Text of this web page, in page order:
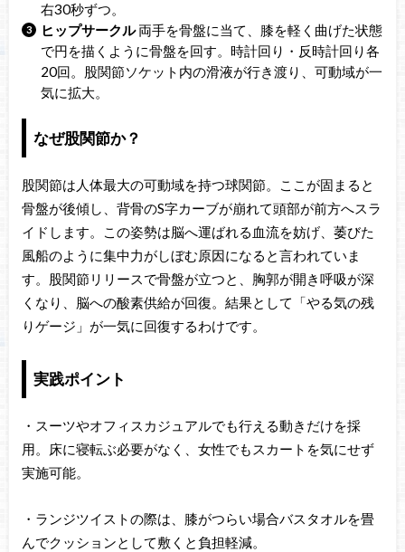
右30秒ずつ。
ヒップサークル両手を骨盤に当て、膝を軽く曲げた状態
で円を描くように骨盤を回す。時計回り・反時計回り各
20回。股関節ソケット内の滑液が行き渡り、可動域が一
気に拡大。
なぜ股関節か？
股関節は人体最大の可動域を持つ球関節。ここが固まると
骨盤が後傾し、背骨のS字カーブが崩れて頭部が前方へスラ
イドします。この姿勢は脳へ運ばれる血流を妨げ、萎びた
風船のように集中力がしぼむ原因になると言われていま
す。股関節リリースで骨盤が立つと、胸郭が開き呼吸が深
くなり、脳への酸素供給が回復。結果として「やる気の残
りゲージ」が一気に回復するわけです。
実践ポイント
・スーツやオフィスカジュアルでも行える動きだけを採
用。床に寝転ぶ必要がなく、女性でもスカートを気にせず
実施可能。
・ランジツイストの際は、膝がつらい場合バスタオルを畳
んでクッションとして敷くと負担軽減。